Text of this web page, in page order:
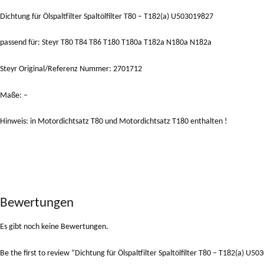
Dichtung für Ölspaltfilter Spaltölfilter T80 – T182(a) U503019827
passend für: Steyr T80 T84 T86 T180 T180a T182a N180a N182a
Steyr Original/Referenz Nummer: 2701712
Maße: –
Hinweis: in Motordichtsatz T80 und Motordichtsatz T180 enthalten !
Bewertungen
Es gibt noch keine Bewertungen.
Be the first to review “Dichtung für Ölspaltfilter Spaltölfilter T80 – T182(a)